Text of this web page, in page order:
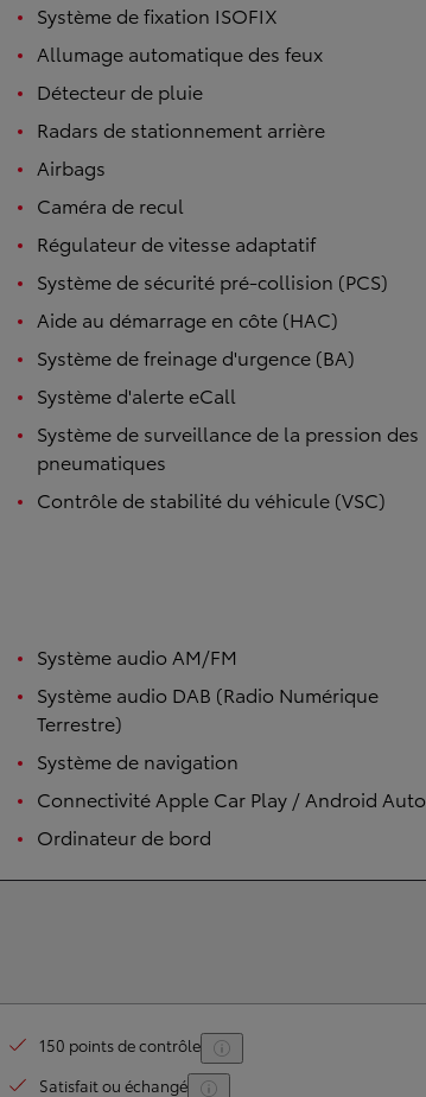
Système de fixation ISOFIX
Allumage automatique des feux
Détecteur de pluie
Radars de stationnement arrière
Airbags
Caméra de recul
Régulateur de vitesse adaptatif
Système de sécurité pré-collision (PCS)
Aide au démarrage en côte (HAC)
Système de freinage d'urgence (BA)
Système d'alerte eCall
Système de surveillance de la pression des
pneumatiques
Contrôle de stabilité du véhicule (VSC)
Système audio AM/FM
Système audio DAB (Radio Numérique
Terrestre)
Système de navigation
Connectivité Apple Car Play / Android Auto
Ordinateur de bord
150 points de contrôle
Satisfait ou échangé